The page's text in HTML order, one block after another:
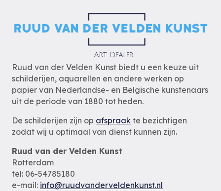
Ruud van der Velden Kunst biedt u een keuze uit
schilderijen, aquarellen en andere werken op
papier van Nederlandse- en Belgische kunstenaars
uit de periode van 1880 tot heden.
De schilderijen zijn op afspraak te bezichtigen
zodat wij u optimaal van dienst kunnen zijn.
Ruud van der Velden Kunst
Rotterdam
tel: 06-54785180
e-mail: info@ruudvanderveldenkunst.nl